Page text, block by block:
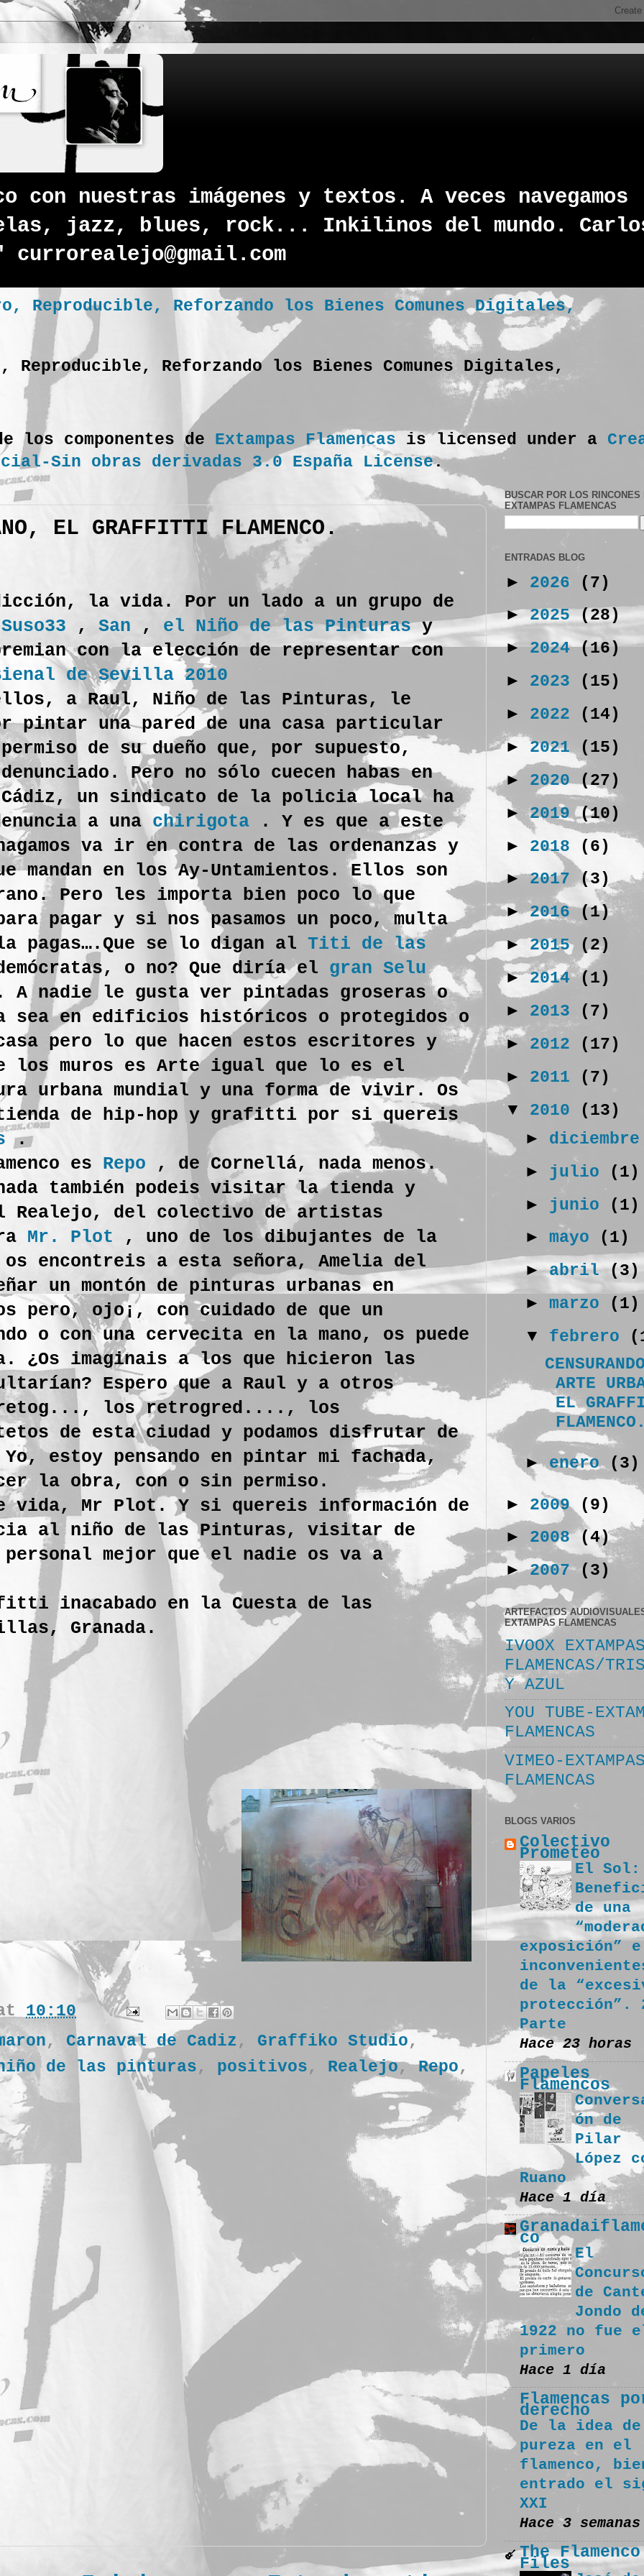
con nuestras imágenes y textos. A veces navegamos
jazz, blues, rock... Inkilinos del mundo.
Reproducible, Reforzando los Bienes Comunes Digitales,
los componentes de Extampas Flamencas is licensed under a
Sin obras derivadas 3.0 España License.
EL GRAFFITTI FLAMENCO.
la vida. Por un lado a un grupo de
Suso33 , San , el Niño de las Pinturasy
con la elección de representar con
de Sevilla 2010
a Raul, Niño de las Pinturas, le
pintar una pared de una casa particular
de su dueño que, por supuesto,
Pero no sólo cuecen habas en
Cádiz, un sindicato de la policia local ha
a una chirigota. Y es que a este
va ir en contra de las ordenanzas y
mandan en los Ay-Untamientos. Ellos son
Pero les importa bien poco lo que
pagar y si nos pasamos un poco, multa
pagas….Que se lo digan al Titi de las
o no? Que diría el gran Selu
nadie le gusta ver pintadas groseras o
sea en edificios históricos o protegidos o
pero lo que hacen estos escritores y
los muros es Arte igual que lo es el
urbana mundial y una forma de vivir. Os
de hip-hop y grafitti por si quereis
.
es Repo , de Cornellá, nada menos.
también podeis visitar la tienda y
Realejo, del colectivo de artistas
Mr. Plot , uno de los dibujantes de la
encontreis a esta señora, Amelia del
un montón de pinturas urbanas en
pero, ojo¡, con cuidado de que un
o con una cervecita en la mano, os puede
¿Os imaginais a los que hicieron las
Espero que a Raul y a otros
retog..., los retrogred...., los
de esta ciudad y podamos disfrutar de
estoy pensando en pintar mi fachada,
la obra, con o sin permiso.
vida, Mr Plot. Y si quereis información de
al niño de las Pinturas, visitar de
mejor que el nadie os va a
inacabado en la Cuesta de las
Granada.
10:10
, Carnaval de Cadiz , Graffiko Studio,
de las pinturas, positivos, Realejo,Repo,
BUSCAR POR LOS RINCONES
EXTAMPAS FLAMENCAS
ENTRADAS BLOG
► 2026 (7)
►2025(28)
► 2024(16)
► 2023 (15)
► 2022 (14)
►2021 (15)
► 2020(27)
►2019(10)
► 2018 (6)
►2017(3)
►2016(1)
►2015 (2)
►2014(1)
► 2013 (7)
► 2012 (17)
► 2011 (7)
▼ 2010 (13)
►
► julio (1)
► junio (1)
► mayo (1)
►abril(3)
► marzo (1)
▼ febrero
ARTE
EL
► enero (3)
► 2009 (9)
► 2008 (4)
►2007 (3)
ARTEFACTOS
EXTAMPAS FLAMENCAS
IVOOX
FLAMENCAS/
Y AZUL
YOU TUBE-
FLAMENCAS
VIMEO-
FLAMENCAS
BLOGS VARIOS
Colectivo
Prometeo
El Sol:
de una
exposición” e
de la
protección”.
Parte
Hace 23 horas
Papeles
Flamencos
ón de
Pilar
López
Ruano
Hace 1 día
co
El
de
Jondo
1922 no fue
primero
Hace 1 día
Flamencas
derecho
De la idea de
pureza en el
flamenco,
entrado el
XXI
Hace 3 semanas
The Flamenco
Files